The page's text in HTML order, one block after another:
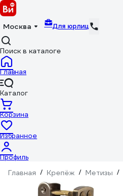
Москва Для юрлиц
Поиск в каталоге
Главная
Каталог
Корзина
Избранное
Профиль
Главная / Крепёж / Метизы /